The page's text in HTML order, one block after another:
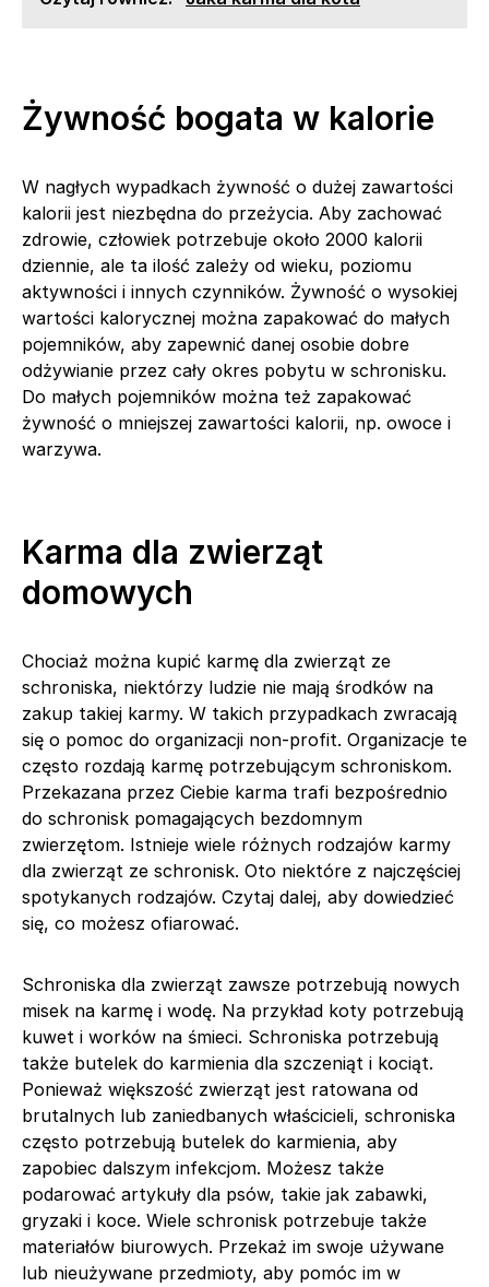
Żywność bogata w kalorie
W nagłych wypadkach żywność o dużej zawartości
kalorii jest niezbędna do przeżycia. Aby zachować
zdrowie, człowiek potrzebuje około 2000 kalorii
dziennie, ale ta ilość zależy od wieku, poziomu
aktywności i innych czynników. Żywność o wysokiej
wartości kalorycznej można zapakować do małych
pojemników, aby zapewnić danej osobie dobre
odżywianie przez cały okres pobytu w schronisku.
Do małych pojemników można też zapakować
żywność o mniejszej zawartości kalorii, np. owoce i
warzywa.
Karma dla zwierząt
domowych
Chociaż można kupić karmę dla zwierząt ze
schroniska, niektórzy ludzie nie mają środków na
zakup takiej karmy. W takich przypadkach zwracają
się o pomoc do organizacji non-profit. Organizacje te
często rozdają karmę potrzebującym schroniskom.
Przekazana przez Ciebie karma trafi bezpośrednio
do schronisk pomagających bezdomnym
zwierzętom. Istnieje wiele różnych rodzajów karmy
dla zwierząt ze schronisk. Oto niektóre z najczęściej
spotykanych rodzajów. Czytaj dalej, aby dowiedzieć
się, co możesz ofiarować.
Schroniska dla zwierząt zawsze potrzebują nowych
misek na karmę i wodę. Na przykład koty potrzebują
kuwet i worków na śmieci. Schroniska potrzebują
także butelek do karmienia dla szczeniąt i kociąt.
Ponieważ większość zwierząt jest ratowana od
brutalnych lub zaniedbanych właścicieli, schroniska
często potrzebują butelek do karmienia, aby
zapobiec dalszym infekcjom. Możesz także
podarować artykuły dla psów, takie jak zabawki,
gryzaki i koce. Wiele schronisk potrzebuje także
materiałów biurowych. Przekaż im swoje używane
lub nieużywane przedmioty, aby pomóc im w